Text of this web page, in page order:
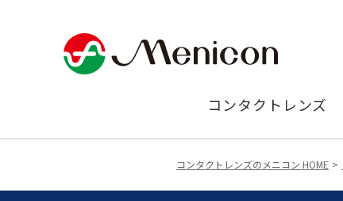
コンタクトレンズ
コンタクトレンズのメニコン HOME